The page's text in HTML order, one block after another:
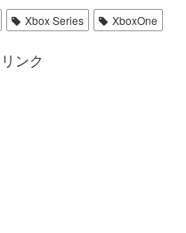
Xbox Series XboxOne
ンク